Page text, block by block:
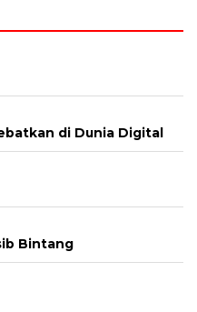
di Dunia Digital
Bintang